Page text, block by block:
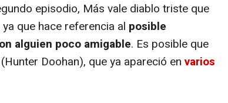
episodio, Más vale diablo triste que
que hace referencia al posible
alguien poco amigable. Es posible que
(Hunter Doohan), que ya apareció en varios